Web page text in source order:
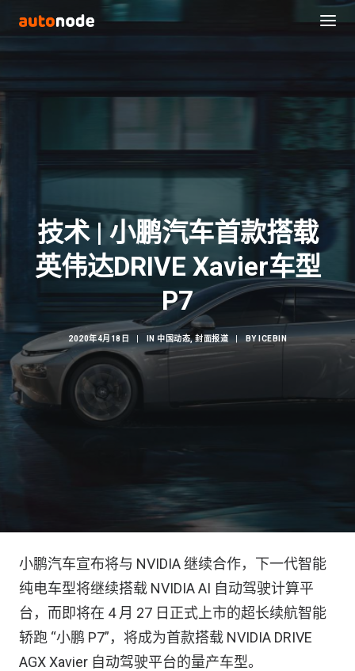
Search
技术 | 小鹏汽车首款搭载
英伟达DRIVE Xavier车型
P7
2020年4月18日 IN 中国动态,封面报道 BY ICEBIN
小鹏汽车宣布将与 NVIDIA 继续合作，下一代智能
纯电车型将继续搭载 NVIDIA AI 自动驾驶计算平
台，而即将在 4 月 27 日正式上市的超长续航智能
轿跑 “小鹏 P7”，将成为首款搭载 NVIDIA DRIVE
AGX Xavier 自动驾驶平台的量产车型。